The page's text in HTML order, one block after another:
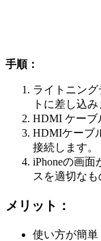
手順：
ライトニン
トに差し込み
HDMI ケーブ
HDMIケーブ
接続します。
iPhoneの画
スを適切なも
メリット：
使い方が簡単